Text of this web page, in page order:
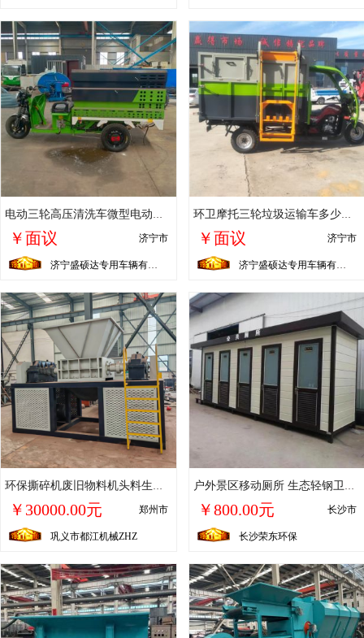
电动三轮高压清洗车微型电动高压冲洗车山东厂家价格一台多少钱
￥面议 济宁市
济宁盛硕达专用车辆有限公司
环卫摩托三轮垃圾运输车多少钱辆山东厂家价格报价表
￥面议 济宁市
济宁盛硕达专用车辆有限公司
环保撕碎机废旧物料机头料生活垃圾撕碎设备操作简单都江
￥30000.00元 郑州市
巩义市都江机械ZHZ
户外景区移动厕所 生态轻钢卫生间 环保节能 款式多样
￥800.00元 长沙市
长沙荣东环保